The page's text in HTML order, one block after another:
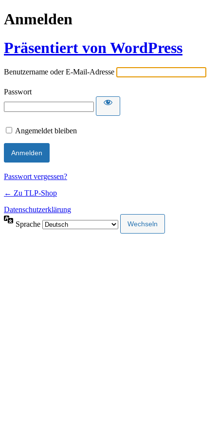
Anmelden
Präsentiert von WordPress
Benutzername oder E-Mail-Adresse
Passwort
Angemeldet bleiben
Passwort vergessen?
← Zu TLP-Shop
Datenschutzerklärung
Sprache